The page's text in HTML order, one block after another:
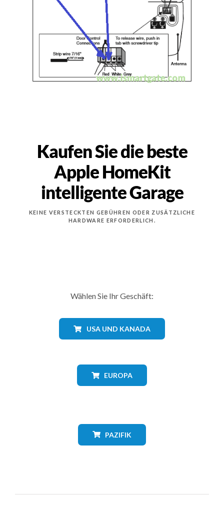
Kaufen Sie die beste
Apple HomeKit
intelligente Garage
KEINE VERSTECKTEN GEBÜHREN ODER ZUSÄTZLICHE
HARDWARE ERFORDERLICH.
Wählen Sie Ihr Geschäft:
USA UND KANADA
EUROPA
PAZIFIK